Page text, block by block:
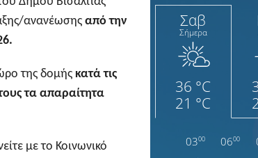
ανανέωσης από την
της δομής κατά τις
τα απαραίτητα
με το Κοινωνικό